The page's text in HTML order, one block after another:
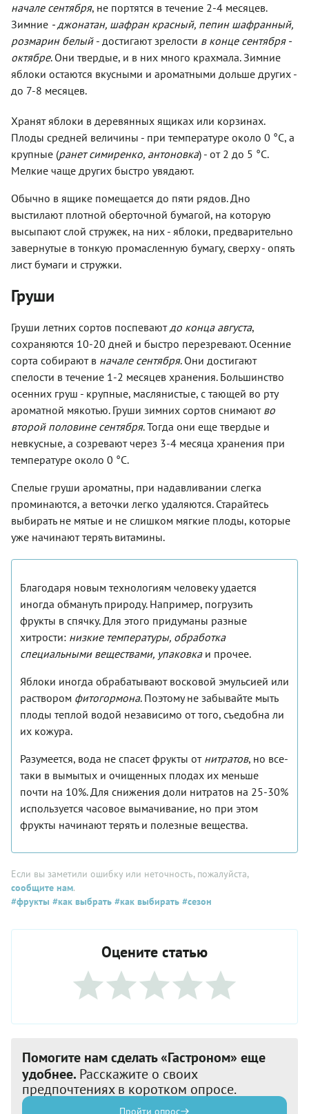
начале сентября, не портятся в течение 2-4 месяцев.
Зимние - джонатан, шафран красный, пепин шафранный,
розмарин белый - достигают зрелости в конце сентября -
октябре. Они твердые, и в них много крахмала. Зимние
яблоки остаются вкусными и ароматными дольше других -
до 7-8 месяцев.
Хранят яблоки в деревянных ящиках или корзинах.
Плоды средней величины - при температуре около 0 °С, а
крупные (ранет симиренко, антоновка) - от 2 до 5 °С.
Мелкие чаще других быстро увядают.
Обычно в ящике помещается до пяти рядов. Дно
выстилают плотной оберточной бумагой, на которую
высыпают слой стружек, на них - яблоки, предварительно
завернутые в тонкую промасленную бумагу, сверху - опять
лист бумаги и стружки.
Груши
Груши летних сортов поспеваютдо конца августа,
сохраняются 10-20 дней и быстро перезревают. Осенние
сорта собирают в начале сентября. Они достигают
спелости в течение 1-2 месяцев хранения. Большинство
осенних груш - крупные, маслянистые, с тающей во рту
ароматной мякотью. Груши зимних сортов снимаютво
второй половине сентября. Тогда они еще твердые и
невкусные, а созревают через 3-4 месяца хранения при
температуре около 0 °С.
Спелые груши ароматны, при надавливании слегка
проминаются, а веточки легко удаляются. Старайтесь
выбирать не мятые и не слишком мягкие плоды, которые
уже начинают терять витамины.
Благодаря новым технологиям человеку удается
иногда обмануть природу. Например, погрузить
фрукты в спячку. Для этого придуманы разные
хитрости: низкие температуры, обработка
специальными веществами, упаковкаи прочее.
Яблоки иногда обрабатывают восковой эмульсией или
раствором фитогормона. Поэтому не забывайте мыть
плоды теплой водой независимо от того, съедобна ли
их кожура.
Разумеется, вода не спасет фрукты от нитратов, но все-
таки в вымытых и очищенных плодах их меньше
почти на 10%. Для снижения доли нитратов на 25-30%
используется часовое вымачивание, но при этом
фрукты начинают терять и полезные вещества.
Если вы заметили ошибку или неточность, пожалуйста,
сообщите нам.
#фрукты #как выбрать #как выбирать #сезон
Оцените статью
Помогите нам сделать «Гастроном» еще
удобнее. Расскажите о своих
предпочтениях в коротком опросе.
Пройти опрос